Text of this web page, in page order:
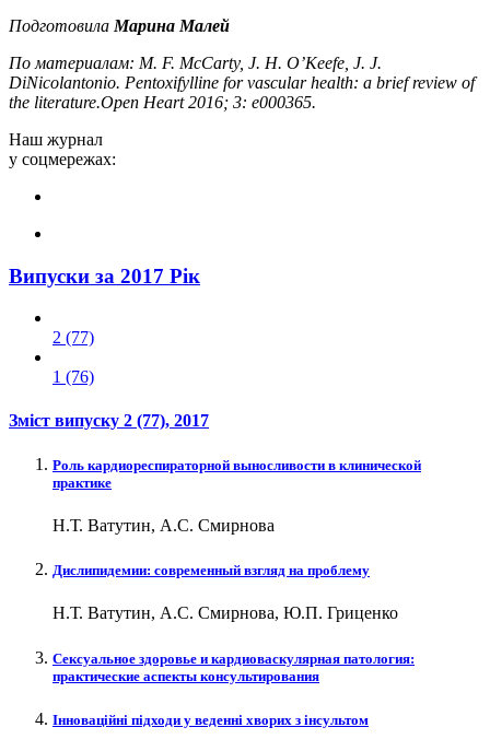
Подготовила Марина Малей
По материалам: M. F. McCarty, J. H. O’Keefe, J. J.
DiNicolantonio. Pentoxifylline for vascular health: a brief review of
the literature.Open Heart 2016; 3: e000365.
Наш журнал
у соцмережах:
Випуски за 2017 Рік
2 (77)
1 (76)
Зміст випуску 2 (77), 2017
Роль кардиореспираторной выносливости в клинической
практике
Н.Т. Ватутин, А.С. Смирнова
Дислипидемии: современный взгляд на проблему
Н.Т. Ватутин, А.С. Смирнова, Ю.П. Гриценко
Сексуальное здоровье и кардиоваскулярная патология:
практические аспекты консультирования
Інноваційні підходи у веденні хворих з інсультом